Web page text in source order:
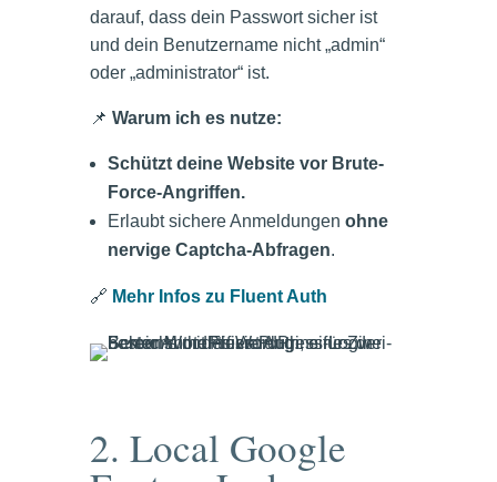
darauf, dass dein Passwort sicher ist
und dein Benutzername nicht „admin“
oder „administrator“ ist.
📌 Warum ich es nutze:
Schützt deine Website vor Brute-
Force-Angriffen.
Erlaubt sichere Anmeldungen ohne
nervige Captcha-Abfragen.
🔗 Mehr Infos zu Fluent Auth
2. Local Google